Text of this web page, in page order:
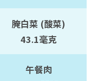
腌白菜 (酸菜)
43.1毫克
午餐肉